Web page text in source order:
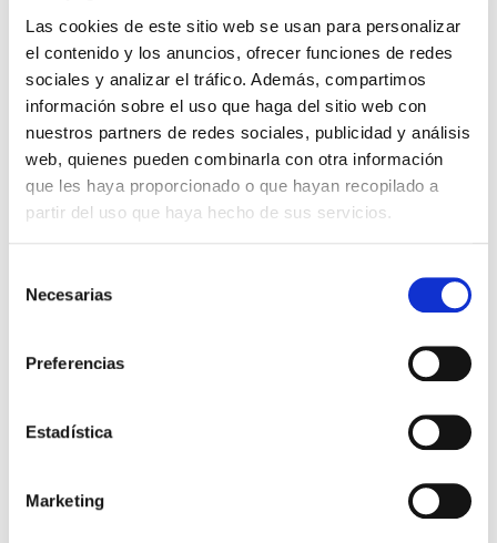
Las cookies de este sitio web se usan para personalizar
el contenido y los anuncios, ofrecer funciones de redes
sociales y analizar el tráfico. Además, compartimos
información sobre el uso que haga del sitio web con
nuestros partners de redes sociales, publicidad y análisis
web, quienes pueden combinarla con otra información
que les haya proporcionado o que hayan recopilado a
partir del uso que haya hecho de sus servicios.
Necesarias
Preferencias
Estadística
Marketing